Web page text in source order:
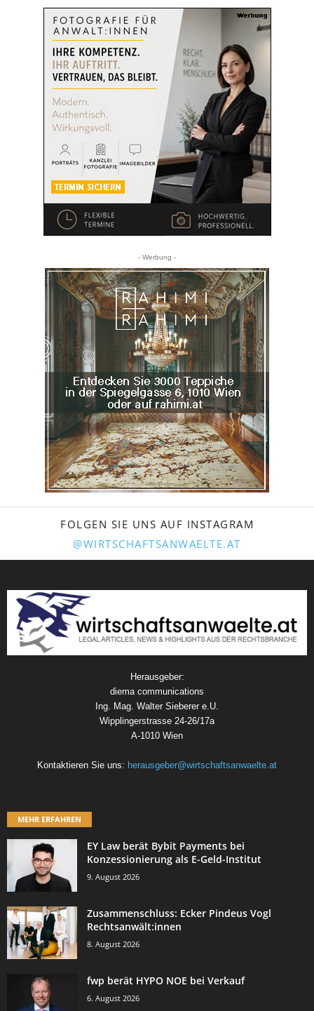
- Werbung -
FOLGEN SIE UNS AUF INSTAGRAM
@WIRTSCHAFTSANWAELTE.AT
Herausgeber:
diema communications
Ing. Mag. Walter Sieberer e.U.
Wipplingerstrasse 24-26/17a
A-1010 Wien
Kontaktieren Sie uns: herausgeber@wirtschaftsanwaelte.at
MEHR ERFAHREN
EY Law berät Bybit Payments bei
Konzessionierung als E-Geld-Institut
9. August 2026
Zusammenschluss: Ecker Pindeus Vogl
Rechtsanwält:innen
8. August 2026
fwp berät HYPO NOE bei Verkauf
6. August 2026